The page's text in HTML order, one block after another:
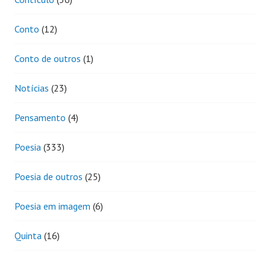
Conto (12)
Conto de outros (1)
Notícias (23)
Pensamento (4)
Poesia (333)
Poesia de outros (25)
Poesia em imagem (6)
Quinta (16)